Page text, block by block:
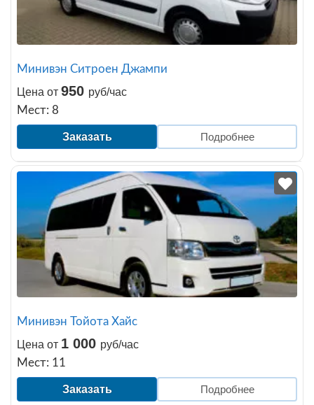
Минивэн Ситроен Джампи
Цена от 950 руб/час
Мест: 8
Заказать Подробнее
Минивэн Тойота Хайс
Цена от 1 000 руб/час
Мест: 11
Заказать Подробнее